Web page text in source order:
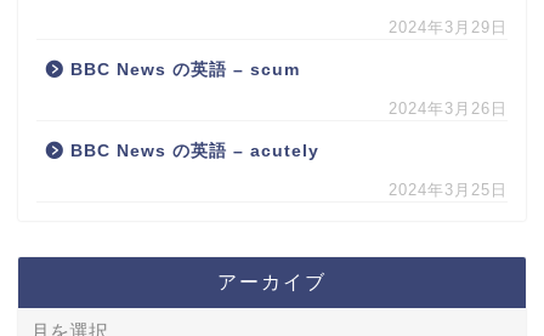
2024年3月29日
BBC News の英語 – scum
2024年3月26日
BBC News の英語 – acutely
2024年3月25日
アーカイブ